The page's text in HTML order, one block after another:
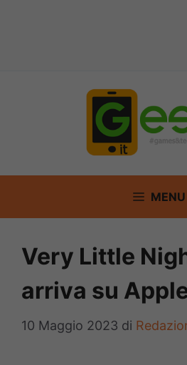
MENU
Very Little
arriva su
10 Maggio 2023 di